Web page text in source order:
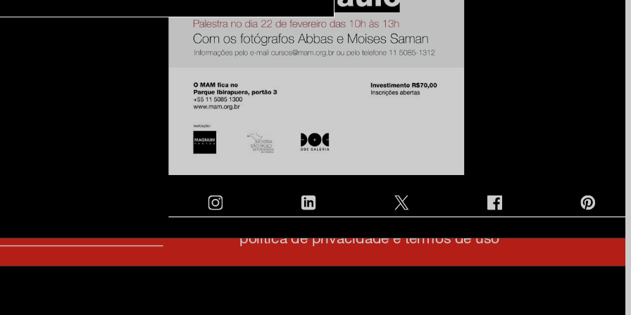
inscreva-se na nossa newsletter
sobre o mam
trabalhe conosco
política de privacidade e termos de uso